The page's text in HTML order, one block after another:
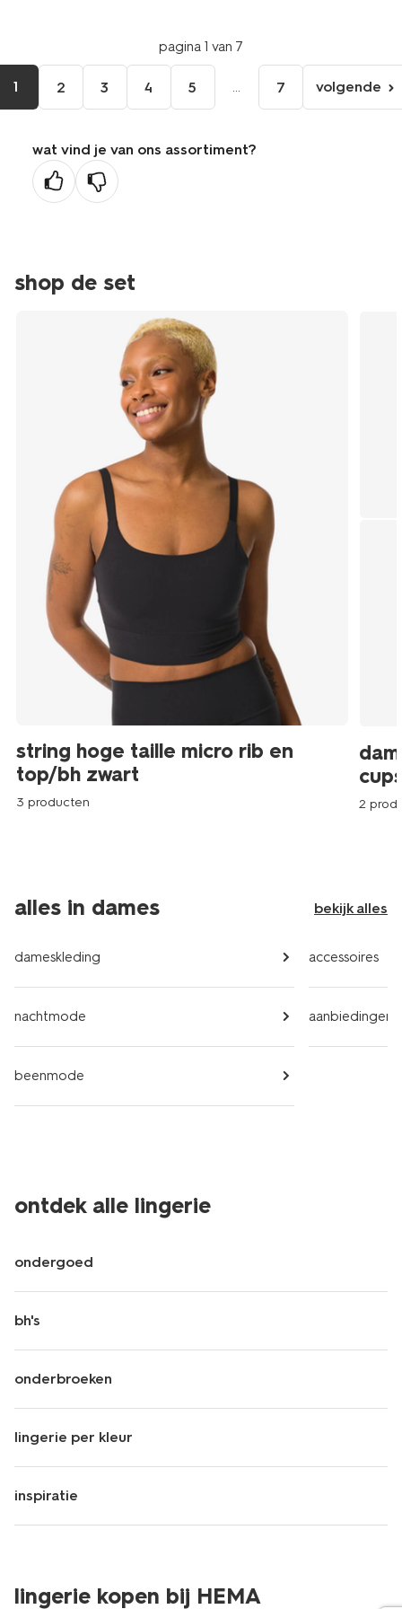
pagina 1 van 7
1 2 3 4 5 ... 7
pagina
volgende
wat vind je van ons assortiment?
shop de set
string hoge taille micro rib en
top/bh zwart
3 producten 2
alles in dames bekijk alles
dameskleding
nachtmode
beenmode
accessoires
aanbiedingen
ontdek alle lingerie
ondergoed
bh's
onderbroeken
lingerie per kleur
inspiratie
lingerie kopen bij HEMA